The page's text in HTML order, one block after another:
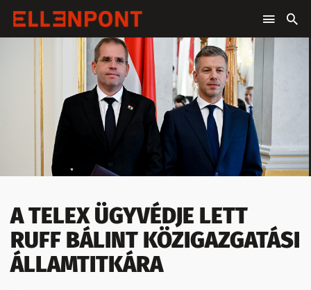
A TELEX ÜGYVÉDJE LETT
RUFF BÁLINT KÖZIGAZGATÁSI
ÁLLAMTITKÁRA